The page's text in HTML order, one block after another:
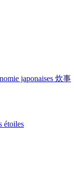
japonaises 炊事
étoiles